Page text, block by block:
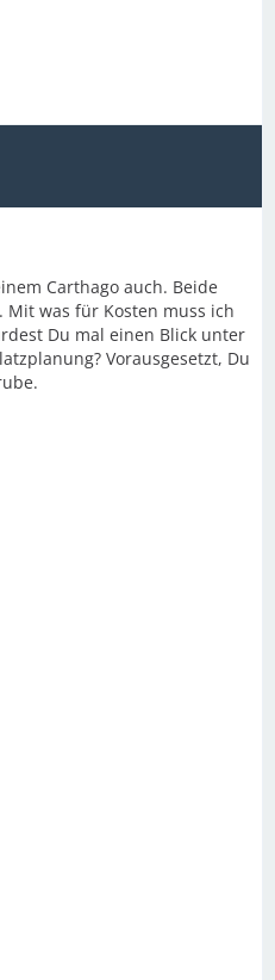
Carthago auch. Beide
was für Kosten muss ich
Du mal einen Blick unter
Vorausgesetzt, Du